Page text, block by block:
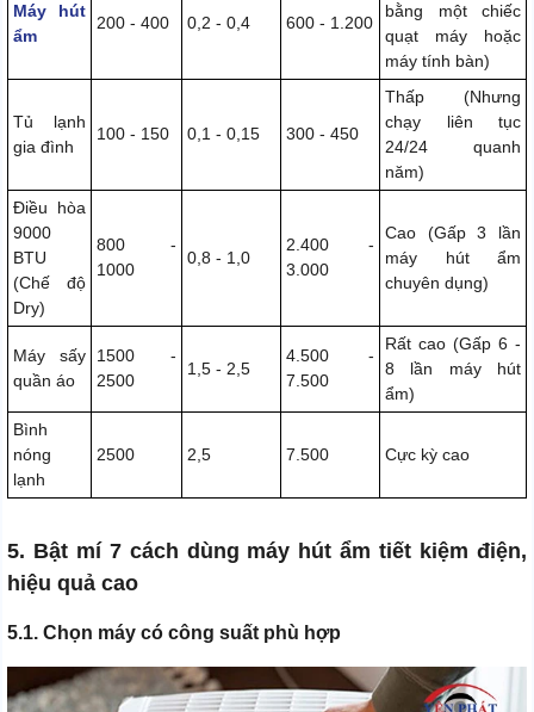
Máy hút
ẩm
200 - 400 0,2 - 0,4 600 - 1.200
bằng một chiếc
quạt máy hoặc
máy tính bàn)
Tủ lạnh
gia đình
100 - 150 0,1 - 0,15 300 - 450
Thấp (Nhưng
chạy liên tục
24/24 quanh
năm)
Điều hòa
9000
BTU
(Chế độ
Dry)
800 -
1000
0,8 - 1,0
2.400 -
3.000
Cao (Gấp 3 lần
máy hút ẩm
chuyên dụng)
Máy sấy
quần áo
1500 -
2500
1,5 - 2,5
4.500 -
7.500
Rất cao (Gấp 6 -
8 lần máy hút
ẩm)
Bình
nóng
lạnh
2500 2,5 7.500 Cực kỳ cao
5. Bật mí 7 cách dùng máy hút ẩm tiết kiệm điện,
hiệu quả cao
5.1. Chọn máy có công suất phù hợp